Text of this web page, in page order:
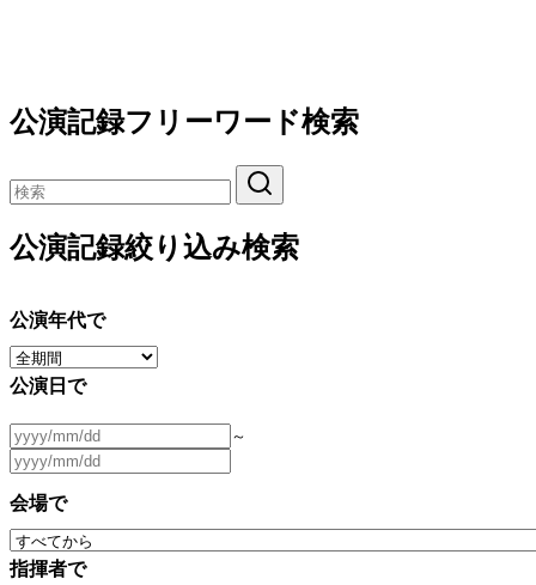
公演記録フリーワード検索
公演記録絞り込み検索
公演年代で
公演日で
～
会場で
指揮者で